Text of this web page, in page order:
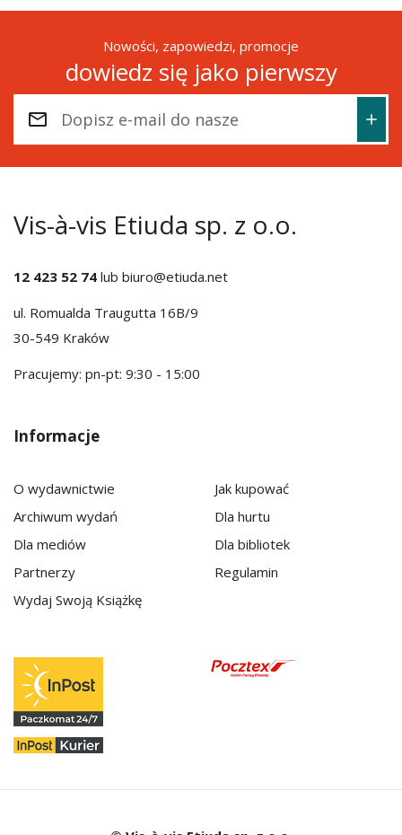
Nowości, zapowiedzi, promocje
dowiedz się jako pierwszy
Vis-à-vis Etiuda sp. z o.o.
12 423 52 74 lub biuro@etiuda.net
ul. Romualda Traugutta 16B/9
30-549 Kraków
Pracujemy: pn-pt: 9:30 - 15:00
Informacje
O wydawnictwie
Archiwum wydań
Dla mediów
Partnerzy
Wydaj Swoją Książkę
Jak kupować
Dla hurtu
Dla bibliotek
Regulamin